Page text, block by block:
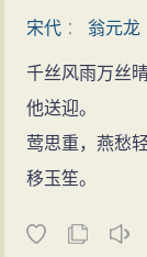
宋代 ：翁元龙
千丝风雨万丝
他送迎。
莺思重，燕愁
移玉笙。